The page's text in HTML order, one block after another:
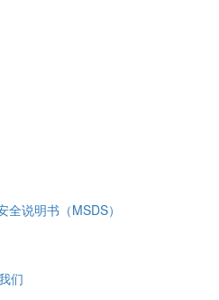
全说明书（MSDS）
们